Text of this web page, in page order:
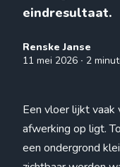
eindresultaat.
Renske Janse
11 mei 2026 ∙ 2
Een vloer lijkt vaak
afwerking op ligt.
een ondergrond